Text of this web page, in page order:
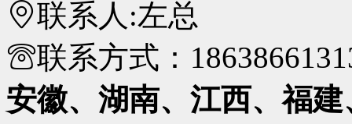
联系人:左总
联系方式：
安徽、湖南、江西、福建